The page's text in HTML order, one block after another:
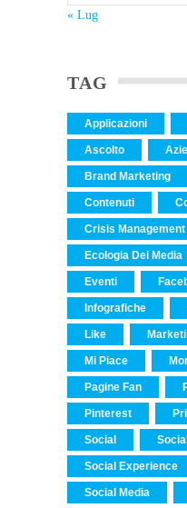
« Lug
TAG
Applicazioni
Ascolto
Brand Marketing
Contenuti
Crisis Management
Ecologia Dei Media
Eventi
Infografiche
Like
Mi Piace
Pagine Fan
Pinterest
Social
Social Experience
Social Media